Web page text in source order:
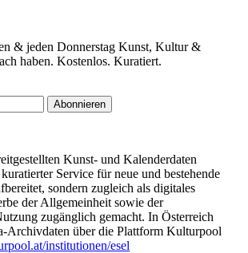
& jeden Donnerstag Kunst, Kultur &
haben. Kostenlos. Kuratiert.
Abonnieren
Kunst- und Kalenderdaten
Service für neue und bestehende
sondern zugleich als digitales
der Allgemeinheit sowie der
zugänglich gemacht. In Österreich
Archivdaten über die Plattform Kulturpool
institutionen/esel